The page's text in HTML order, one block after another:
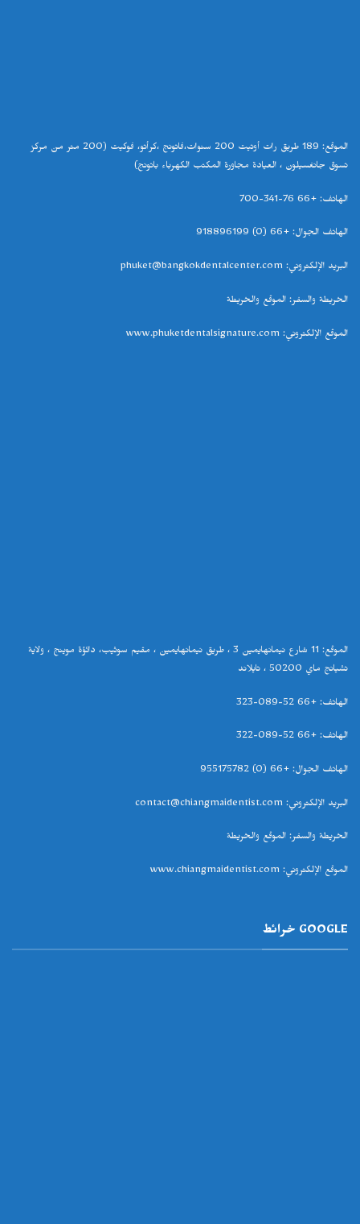
الموقع: 189 طريق رات أوتيت 200 سنوات،فاتونج ،كرأتو، فوكيت (200
متر من مركز
تسوق جانغسيلون ، العيادة مجاورة المكتب الكهرباء باتونج)
الهاتف: +66 76-341-700
الهاتف الجوال: +66 (0) 918896199
البريد الإلكتروني: phuket@bangkokdentalcenter.com
الخريطة والسفر: الموقع والخريطة
الموقع الإلكتروني:
www.phuketdentalsignature.com
الموقع: 11 شارع نيمانهايمين 3 ، طريق نيمانهايمين ، مقيم سوثيب، دائؤة موينج ، ولاية
تشيانج ماي 50200 ، تايلاند
الهاتف: +66 52-089-323
الهاتف: +66 52-089-322
الهاتف الجوال: +66 (0) 955175782
البريد الإلكتروني: contact@chiangmaidentist.com
الخريطة والسفر: الموقع والخريطة
الموقع الإلكتروني:
www.chiangmaidentist.com
GOOGLE خرائط